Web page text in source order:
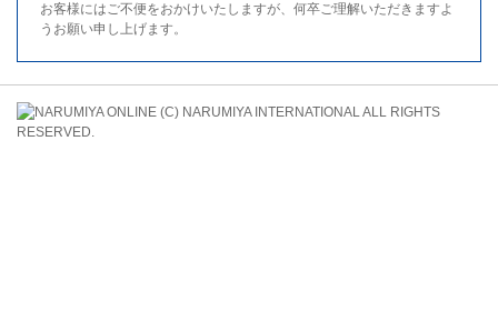
お客様にはご不便をおかけいたしますが、何卒ご理解いただきますよ
うお願い申し上げます。